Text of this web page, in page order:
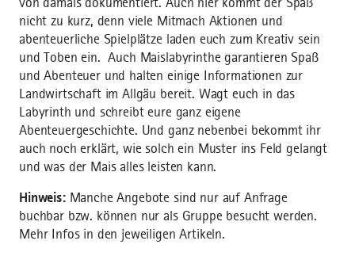
nicht zu kurz, denn viele Mitmach Aktionen und
abenteuerliche Spielplätze laden euch zum Kreativ sein
und Toben ein. Auch Maislabyrinthe garantieren Spaß
und Abenteuer und halten einige Informationen zur
Landwirtschaft im Allgäu bereit. Wagt euch in das
Labyrinth und schreibt eure ganz eigene
Abenteuergeschichte. Und ganz nebenbei bekommt ihr
auch noch erklärt, wie solch ein Muster ins Feld gelangt
und was der Mais alles leisten kann.
Hinweis:Manche Angebote sind nur auf Anfrage
buchbar bzw. können nur als Gruppe besucht werden.
Mehr Infos in den jeweiligen Artikeln.